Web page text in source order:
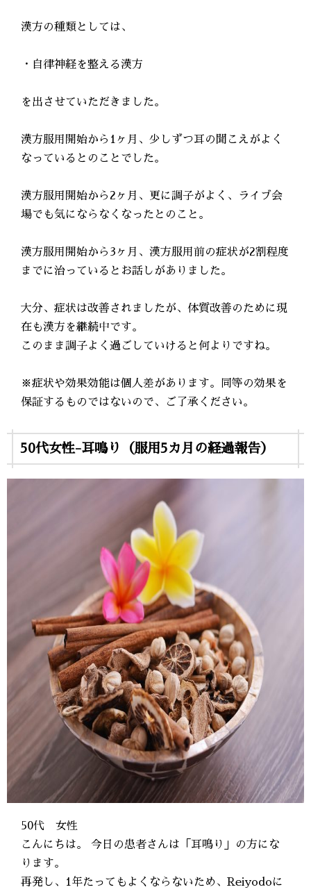
漢方の種類としては、
・自律神経を整える漢方
を出させていただきました。
漢方服用開始から1ヶ月、少しずつ耳の聞こえがよく
なっているとのことでした。
漢方服用開始から2ヶ月、更に調子がよく、ライブ会
場でも気にならなくなったとのこと。
漢方服用開始から3ヶ月、漢方服用前の症状が2割程度
までに治っているとお話しがありました。
大分、症状は改善されましたが、体質改善のために現
在も漢方を継続中です。
このまま調子よく過ごしていけると何よりですね。
※症状や効果効能は個人差があります。同等の効果を
保証するものではないので、ご了承ください。
50代女性-耳鳴り（服用5カ月の経過報告）
50代 女性
こんにちは。 今日の患者さんは「耳鳴り」の方にな
ります。
再発し、1年たってもよくならないため、Reiyodoに